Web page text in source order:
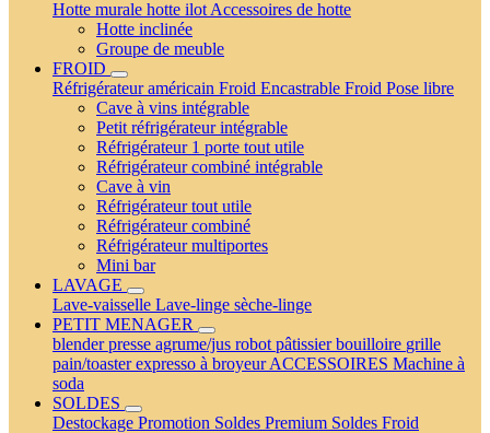
Hotte murale hotte ilot Accessoires de hotte
Hotte inclinée
Groupe de meuble
FROID
Réfrigérateur américain Froid Encastrable Froid Pose libre
Cave à vins intégrable
Petit réfrigérateur intégrable
Réfrigérateur 1 porte tout utile
Réfrigérateur combiné intégrable
Cave à vin
Réfrigérateur tout utile
Réfrigérateur combiné
Réfrigérateur multiportes
Mini bar
LAVAGE
Lave-vaisselle Lave-linge sèche-linge
PETIT MENAGER
blenderpresse agrume/jus robot pâtissierbouilloire grille
pain/toasterexpresso à broyeurACCESSOIRES Machine à
soda
SOLDES
Destockage Promotion Soldes Premium Soldes Froid